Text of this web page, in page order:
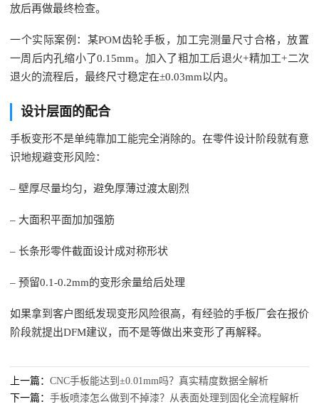
放后再做最终检查。
一个实际案例：某POM齿轮手板，加工完测量尺寸合格，放置
一周后内孔缩小了0.15mm。加入了粗加工后退火+精加工+二次
退火的流程后，最终尺寸稳定在±0.03mm以内。
设计层面的配合
手板变形不是单纯靠加工能完全消除的。在零件设计阶段就有意
识地规避变形风险：
– 壁厚尽量均匀，避免厚薄过渡太剧烈
– 大面积平面加加强筋
– 长条形零件截面设计成对称形状
– 预留0.1-0.2mm的变形余量给后处理
如果拿到客户图纸发现变形风险很高，有经验的手板厂会在报价
阶段就提出DFM建议，而不是等做出来变形了再解释。
上一篇： CNC手板能达到±0.01mm吗？真实精度数据全解析
下一篇： 手板喷漆怎么做到不掉漆？从表面处理到固化全流程解析